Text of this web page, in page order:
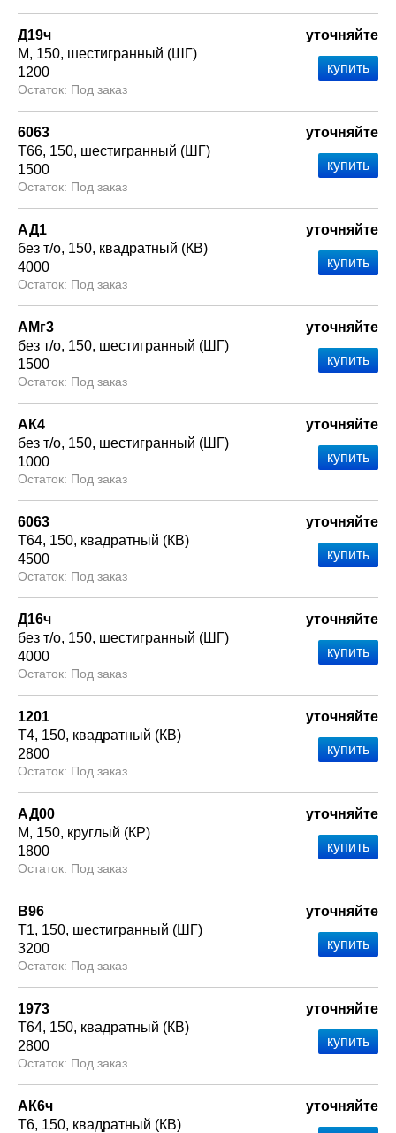
Д19ч
М
150 шестигранный (ШГ)
1200
Под заказ
уточняйте
6063
Т66 150 шестигранный (ШГ)
1500
Под заказ
уточняйте
АД1
без т/о 150 квадратный (КВ)
4000
Под заказ
уточняйте
АМг3
без т/о 150 шестигранный (ШГ)
1500
Под заказ
уточняйте
АК4
без т/о 150 шестигранный (ШГ)
1000
Под заказ
уточняйте
6063
Т64 150 квадратный (КВ)
4500
Под заказ
уточняйте
Д16ч
без т/о 150 шестигранный (ШГ)
4000
Под заказ
уточняйте
1201
Т4 150 квадратный (КВ)
2800
Под заказ
уточняйте
АД00
М
150 круглый (КР)
1800
Под заказ
уточняйте
В96
Т1 150 шестигранный (ШГ)
3200
Под заказ
уточняйте
1973
Т64 150 квадратный (КВ)
2800
Под заказ
уточняйте
АК6ч
Т6 150 квадратный (КВ)
уточняйте